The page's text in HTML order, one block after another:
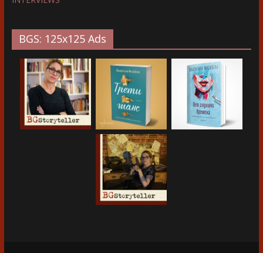
BGS: 125x125 Ads